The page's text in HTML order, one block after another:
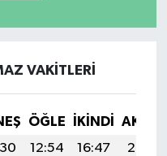
VAKITLERI
ÖĞLE İKINDI
12:54 16:47
20:08